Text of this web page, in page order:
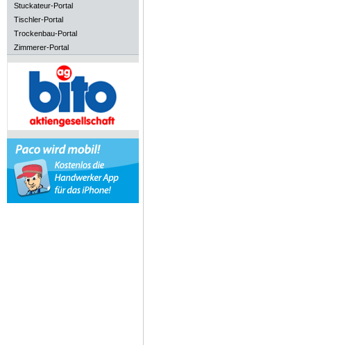
Stuckateur-Portal
Tischler-Portal
Trockenbau-Portal
Zimmerer-Portal